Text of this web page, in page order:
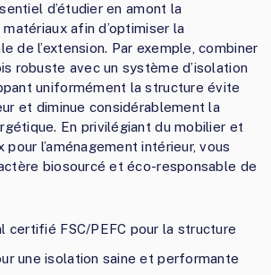
d’étudier en amont la
afin d’optimiser la
de l’extension. Par exemple, combiner
robuste avec un système d’isolation
uniformément la structure évite
et diminue considérablement la
En privilégiant du mobilier et
l’aménagement intérieur, vous
biosourcé et éco-responsable de
certifié FSC/PEFC pour la structure
une isolation saine et performante